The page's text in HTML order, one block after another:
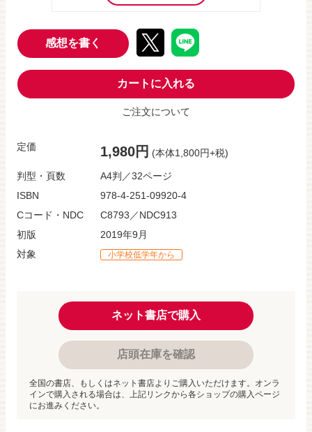
感想を書く
カートに入れる
ご注文について
定価 1,980円 (本体1,800円+税)
判型・頁数
A4判／32ページ
ISBN
978-4-251-09920-4
Cコード・NDC
C8793／NDC913
初版
2019年9月
対象
小学校低学年から
ネット書店で購入
店頭在庫を確認
全国の書店、もしくはネット書店よりご購入いただけます。オンラ
インで購入される場合は、上記リンクから各ショップの購入ページ
にお進みください。